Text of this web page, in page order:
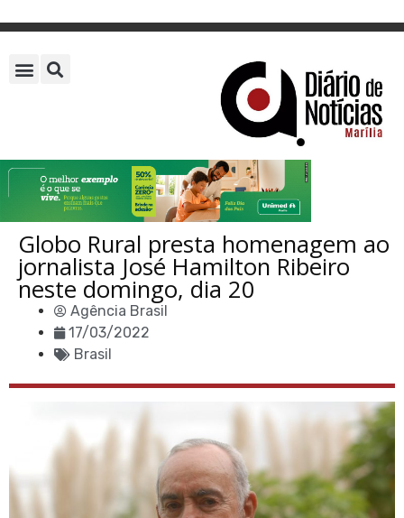
Globo Rural presta homenagem ao
jornalista José Hamilton Ribeiro
neste domingo, dia 20
Agência Brasil
17/03/2022
Brasil